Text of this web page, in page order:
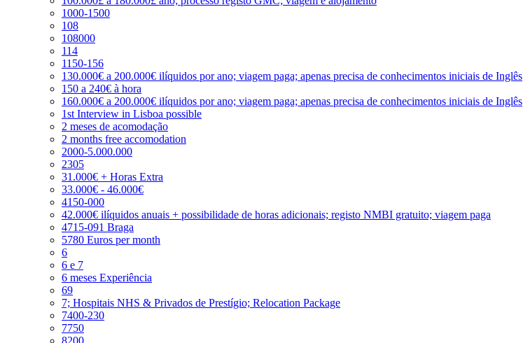
1000-1500
108
108000
114
1150-156
130.000€ a 200.000€ ilíquidos por ano; viagem paga; apenas precisa de conhecimentos iniciais de Inglês
150 a 240€ à hora
160.000€ a 200.000€ ilíquidos por ano; viagem paga; apenas precisa de conhecimentos iniciais de Inglês
1st Interview in Lisboa possible
2 meses de acomodação
2 months free accomodation
2000-5.000.000
2305
31.000€ + Horas Extra
33.000€ - 46.000€
4150-000
42.000€ ilíquidos anuais + possibilidade de horas adicionais; registo NMBI gratuito; viagem paga
4715-091 Braga
5780 Euros per month
6
6 e 7
6 meses Experiência
69
7; Hospitais NHS & Privados de Prestígio; Relocation Package
7400-230
7750
8200